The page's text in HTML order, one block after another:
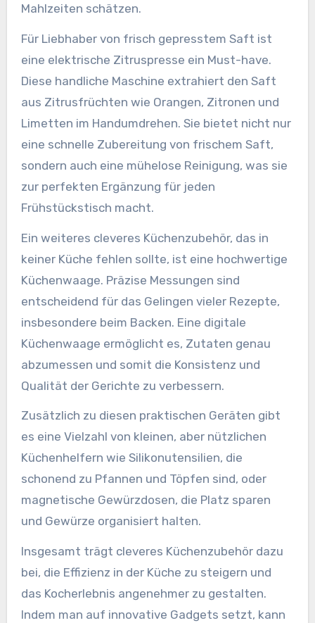
Mahlzeiten schätzen.
Für Liebhaber von frisch gepresstem Saft ist
eine elektrische Zitruspresse ein Must-have.
Diese handliche Maschine extrahiert den Saft
aus Zitrusfrüchten wie Orangen, Zitronen und
Limetten im Handumdrehen. Sie bietet nicht nur
eine schnelle Zubereitung von frischem Saft,
sondern auch eine mühelose Reinigung, was sie
zur perfekten Ergänzung für jeden
Frühstückstisch macht.
Ein weiteres cleveres Küchenzubehör, das in
keiner Küche fehlen sollte, ist eine hochwertige
Küchenwaage. Präzise Messungen sind
entscheidend für das Gelingen vieler Rezepte,
insbesondere beim Backen. Eine digitale
Küchenwaage ermöglicht es, Zutaten genau
abzumessen und somit die Konsistenz und
Qualität der Gerichte zu verbessern.
Zusätzlich zu diesen praktischen Geräten gibt
es eine Vielzahl von kleinen, aber nützlichen
Küchenhelfern wie Silikonutensilien, die
schonend zu Pfannen und Töpfen sind, oder
magnetische Gewürzdosen, die Platz sparen
und Gewürze organisiert halten.
Insgesamt trägt cleveres Küchenzubehör dazu
bei, die Effizienz in der Küche zu steigern und
das Kocherlebnis angenehmer zu gestalten.
Indem man auf innovative Gadgets setzt, kann